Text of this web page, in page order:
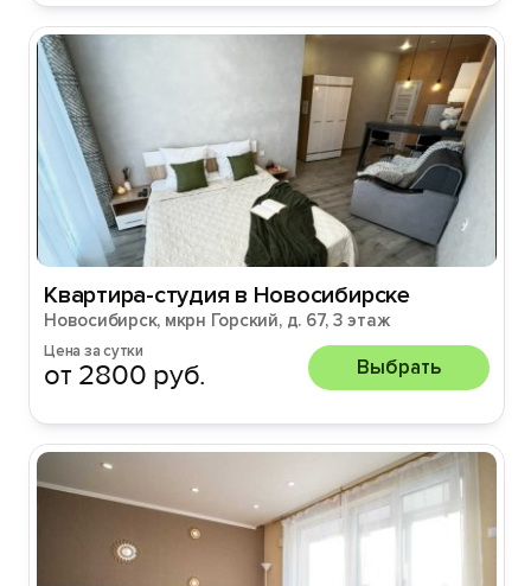
Квартира-студия в Новосибирске
Новосибирск, мкрн Горский, д. 67, 3 этаж
Цена за сутки
от 2800 руб. Выбрать